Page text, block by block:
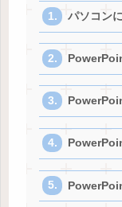
パソコン